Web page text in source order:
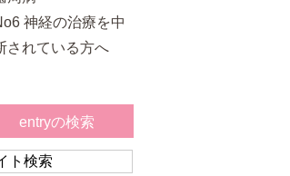
神経の治療を中
されている方へ
entryの検索